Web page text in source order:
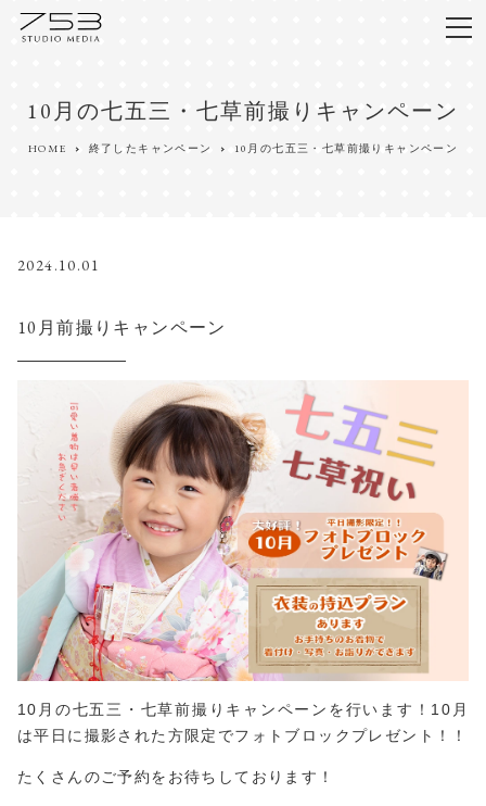
10月の七五三・七草前撮りキャンペーン
HOME 終了したキャンペーン 10月の七五三・七草前撮りキャンペーン
2024.10.01
10月前撮りキャンペーン
10月の七五三・七草前撮りキャンペーンを行います！10月
は平日に撮影された方限定でフォトブロックプレゼント！
！
たくさんのご予約をお待ちしております！